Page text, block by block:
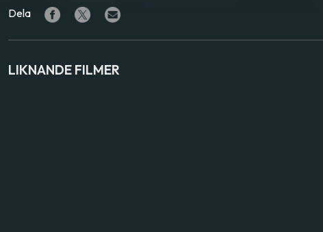
Dela
LIKNANDE FILMER